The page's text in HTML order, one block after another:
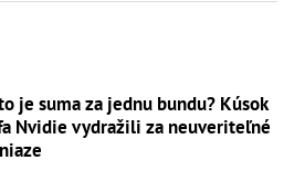
je suma za jednu bundu? Kúsok
Nvidie vydražili za neuveriteľné